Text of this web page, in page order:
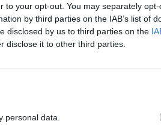
to your opt-out. You may separately
by third parties on the IAB’s list of
disclosed by us to third parties on the
disclose it to other third parties.
personal data.
régule mieux la production
contre la
formulé pour